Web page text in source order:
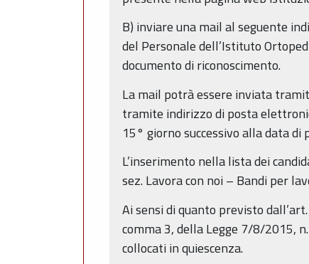
B) inviare una mail al seguente
del Personale dell’Istituto
documento di riconoscimento.
La mail potrà essere inviata
tramite indirizzo di posta
15° giorno successivo alla data
L’inserimento nella lista dei
sez. Lavora con noi – Bandi per
Ai sensi di quanto previsto
comma 3, della Legge 7/8/2015,
collocati in quiescenza.